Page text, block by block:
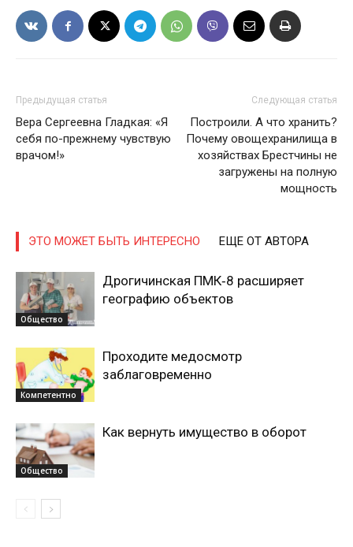
Контакты
Правила использования материалов
Предыдущая статья
Вера Сергеевна Гладкая: «Я
себя по-прежнему чувствую
врачом!»
Следующая статья
Построили. А что хранить?
Почему овощехранилища в
хозяйствах Брестчины не
загружены на полную
мощность
ЭТО МОЖЕТ БЫТЬ ИНТЕРЕСНО ЕЩЕ ОТ АВТОРА
Общество
Дрогичинская ПМК‑8 расширяет
географию объектов
Компетентно
Проходите медосмотр
заблаговременно
Общество
Как вернуть имущество в оборот